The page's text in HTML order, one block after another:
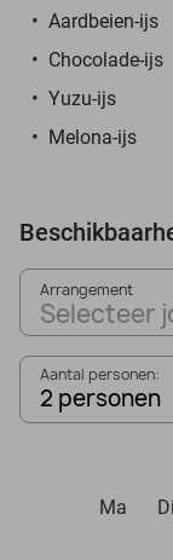
Aardbeien-ijs
Chocolade-ijs
Yuzu-ijs
Melona-ijs
Arrangement
Selecteer
Aantal personen:
2 personen
Ma
Di